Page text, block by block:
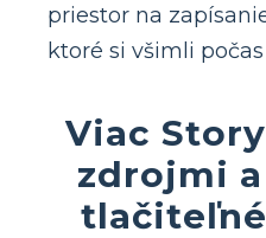
priestor na
ktoré si všimli
Viac
zdrojmi